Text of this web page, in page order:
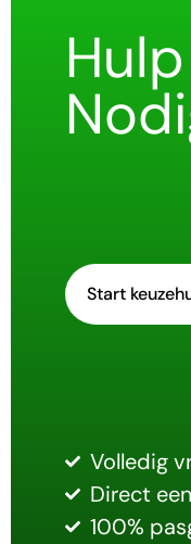
Hulp
Start
Volledig
Direct
100%